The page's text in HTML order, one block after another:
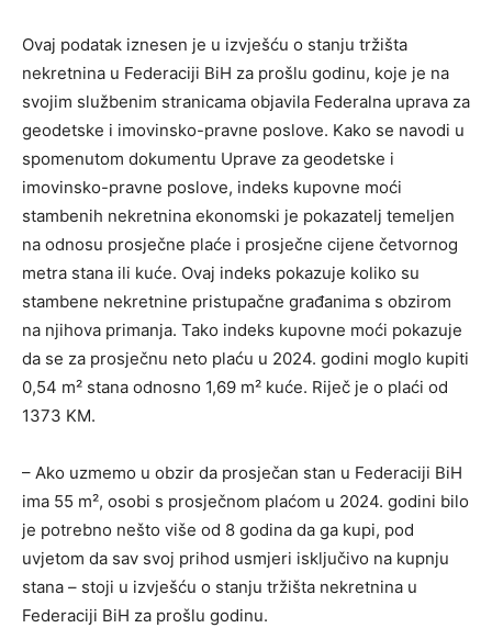
Ovaj podatak iznesen je u izvješću o stanju tržišta
nekretnina u Federaciji BiH za prošlu godinu, koje je na
svojim službenim stranicama objavila Federalna uprava za
geodetske i imovinsko-pravne poslove. Kako se navodi u
spomenutom dokumentu Uprave za geodetske i
imovinsko-pravne poslove, indeks kupovne moći
stambenih nekretnina ekonomski je pokazatelj temeljen
na odnosu prosječne plaće i prosječne cijene četvornog
metra stana ili kuće. Ovaj indeks pokazuje koliko su
stambene nekretnine pristupačne građanima s obzirom
na njihova primanja. Tako indeks kupovne moći pokazuje
da se za prosječnu neto plaću u 2024. godini moglo kupiti
0,54 m² stana odnosno 1,69 m² kuće. Riječ je o plaći od
1373 KM.
– Ako uzmemo u obzir da prosječan stan u Federaciji BiH
ima 55 m², osobi s prosječnom plaćom u 2024. godini bilo
je potrebno nešto više od 8 godina da ga kupi, pod
uvjetom da sav svoj prihod usmjeri isključivo na kupnju
stana – stoji u izvješću o stanju tržišta nekretnina u
Federaciji BiH za prošlu godinu.